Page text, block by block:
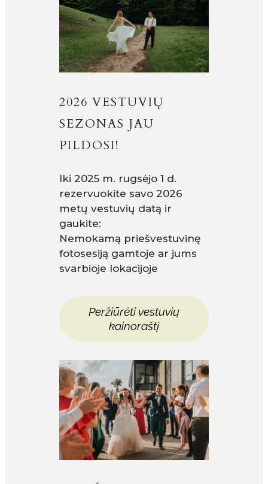
2026 VESTUVIŲ
SEZONAS JAU
PILDOSI!
Iki 2025 m. rugsėjo 1 d.
rezervuokite savo 2026
metų vestuvių datą ir
gaukite:
Nemokamą priešvestuvinę
fotosesiją gamtoje ar jums
svarbioje lokacijoje
Peržiūrėti vestuvių
kainoraštį